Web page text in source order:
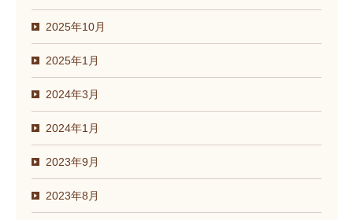
2025年10月
2025年1月
2024年3月
2024年1月
2023年9月
2023年8月